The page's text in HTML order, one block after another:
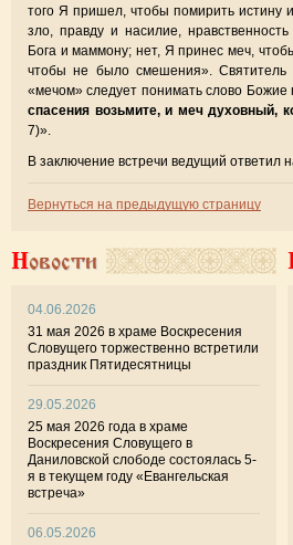
того Я пришел, чтобы помирить истину
зло, правду и насилие,
Бога и маммону; нет, Я принес меч,
чтобы не было смешения». Святитель
«мечом» следует понимать слово
спасения возьмите, и меч духовный,
7)».
В заключение встречи ведущий ответил
Вернуться на предыдущую страницу
Новости
04.06.2026
31 мая 2026 в храме Воскресения
Словущего торжественно встретили
праздник Пятидесятницы
29.05.2026
25 мая 2026 года в храме
Воскресения Словущего в
Даниловской слободе состоялась 5-
я в текущем году «Евангельская
встреча»
06.05.2026